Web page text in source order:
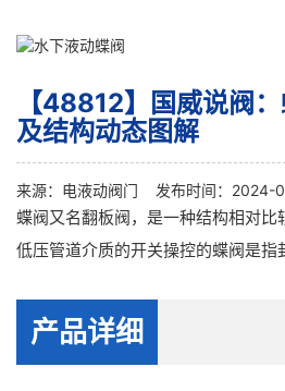
【48812】国威说阀
及结构动态图解
来源： 电液动阀门 发布时间：2024-
蝶阀又名翻板阀，是一种结构相对比
低压管道介质的开关操控的蝶阀是指
产品详细